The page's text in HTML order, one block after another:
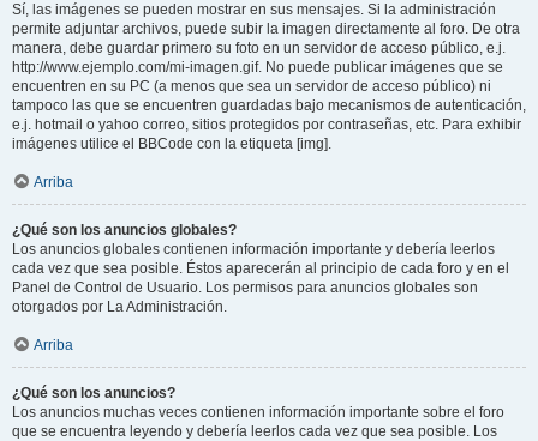
Sí, las imágenes se pueden mostrar en sus mensajes. Si la administración
permite adjuntar archivos, puede subir la imagen directamente al foro. De otra
manera, debe guardar primero su foto en un servidor de acceso público, e.j.
http://www.ejemplo.com/mi-imagen.gif. No puede publicar imágenes que se
encuentren en su PC (a menos que sea un servidor de acceso público) ni
tampoco las que se encuentren guardadas bajo mecanismos de autenticación,
e.j. hotmail o yahoo correo, sitios protegidos por contraseñas, etc. Para exhibir
imágenes utilice el BBCode con la etiqueta [img].
Arriba
¿Qué son los anuncios globales?
Los anuncios globales contienen información importante y debería leerlos
cada vez que sea posible. Éstos aparecerán al principio de cada foro y en el
Panel de Control de Usuario. Los permisos para anuncios globales son
otorgados por La Administración.
Arriba
¿Qué son los anuncios?
Los anuncios muchas veces contienen información importante sobre el foro
que se encuentra leyendo y debería leerlos cada vez que sea posible. Los